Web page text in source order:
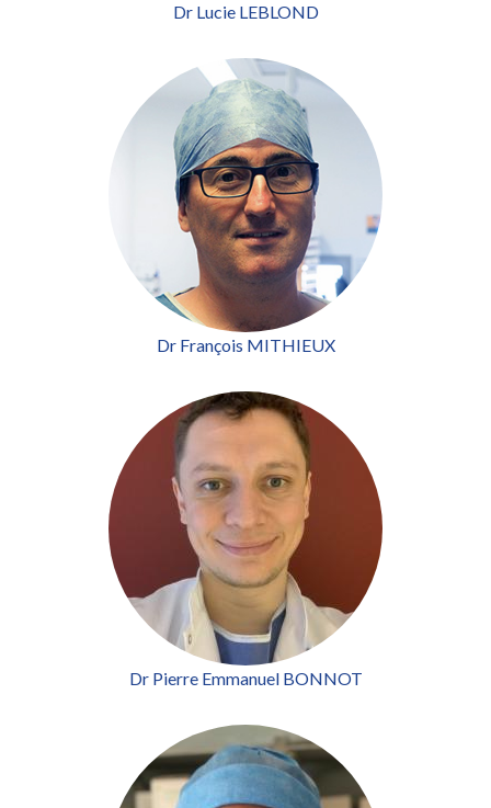
Dr Lucie LEBLOND
Dr François MITHIEUX
Dr Pierre Emmanuel BONNOT